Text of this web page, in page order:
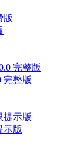
完整版
示版